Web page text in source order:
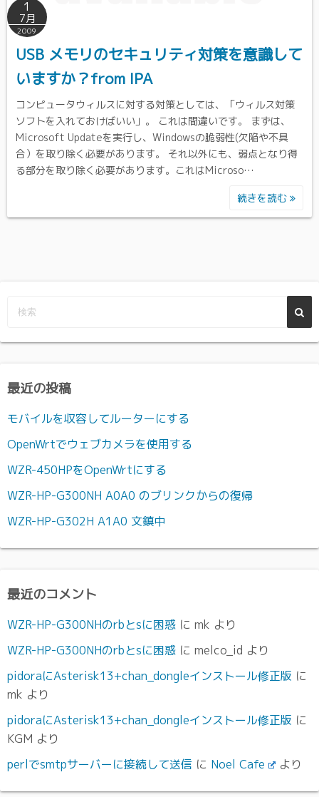
1
7月
2009
USB メモリのセキュリティ対策を意識して
いますか？from IPA
コンピュータウィルスに対する対策としては、「ウィルス対策
ソフトを入れておけばいい」。 これは間違いです。 まずは、
Microsoft Updateを実行し、Windowsの脆弱性(欠陥や不具
合）を取り除く必要があります。 それ以外にも、弱点となり得
る部分を取り除く必要があります。これはMicroso…
続きを読む
最近の投稿
モバイルを収容してルーターにする
OpenWrtでウェブカメラを使用する
WZR-450HPをOpenWrtにする
WZR-HP-G300NH A0A0 のブリンクからの復帰
WZR-HP-G302H A1A0 文鎮中
最近のコメント
WZR-HP-G300NHのrbとsに困惑 に mk より
WZR-HP-G300NHのrbとsに困惑 に melco_id より
pidoraにAsterisk13+chan_dongleインストール修正版 に
mk より
pidoraにAsterisk13+chan_dongleインストール修正版 に
KGM より
perlでsmtpサーバーに接続して送信 に Noel Cafe より